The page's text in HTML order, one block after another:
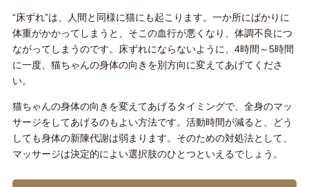
“床ずれ”は、人間と同様に猫にも起こります。一か所にばかりに
体重がかかってしまうと、そこの血行が悪くなり、体調不良につ
ながってしまうのです。床ずれにならないように、4時間～5時間
に一度、猫ちゃんの身体の向きを別方向に変えてあげてくださ
い。
猫ちゃんの身体の向きを変えてあげるタイミングで、全身のマッ
サージをしてあげるのもよい方法です。活動時間が減ると、どう
しても身体の新陳代謝は弱まります。そのための対処法として、
マッサージは決定的によい選択肢のひとつといえるでしょう。